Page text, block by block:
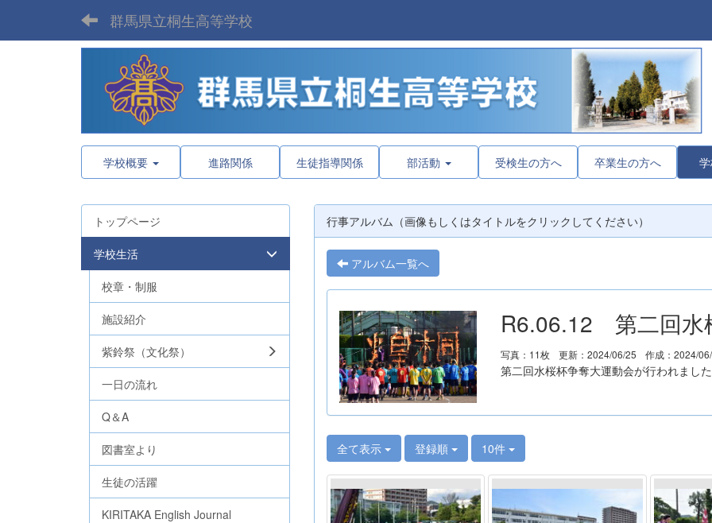
群馬県立桐生高等学校
学校概要 進路関係 生徒指導関係 部活動 受検生の方へ 卒業生の方へ
行事アルバム（画像もしくはタイトルをクリックしてください）
アルバム一覧へ
R6.06.12 第二回水
写真：11枚 更新：2024/06/25 作成：2024/
第二回水桜杯争奪大運動会が行われまし
全て表示 登録順 10件
トップページ
学校生活
校章・制服
施設紹介
紫鈴祭（文化祭）
一日の流れ
Q＆A
図書室より
生徒の活躍
KIRITAKA English Journal